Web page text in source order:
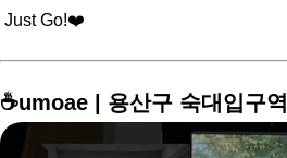
Just Go!❤️
☕️umoae | 용산구 숙대입구역